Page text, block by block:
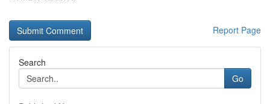
Report Page
Search
Go